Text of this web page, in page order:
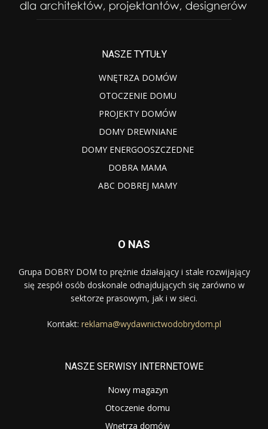
NASZE TYTUŁY
WNĘTRZA DOMÓW
OTOCZENIE DOMU
PROJEKTY DOMÓW
DOMY DREWNIANE
DOMY ENERGOOSZCZEDNE
DOBRA MAMA
ABC DOBREJ MAMY
O NAS
Grupa DOBRY DOM to prężnie działający i stale rozwijający
się zespół osób doskonale odnajdujących się zarówno w
sektorze prasowym, jak i w sieci.
Kontakt: reklama@wydawnictwodobrydom.pl
NASZE SERWISY INTERNETOWE
Nowy magazyn
Otoczenie domu
Wnętrza domów